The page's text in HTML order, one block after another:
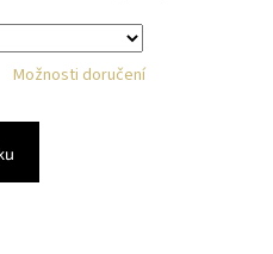
Možnosti doručení